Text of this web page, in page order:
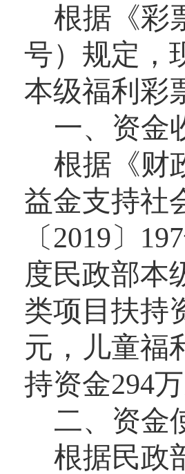
根据《彩
号）规定，
本级福利彩
一、资金
根据《财
益金支持社
〔2019〕 197
度民政部本
类项目扶持
元，儿童福
持资金294
二、资金
根据民政